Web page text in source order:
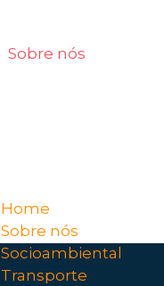
Sobre nós
Home
Sobre nós
Socioambiental
Transporte